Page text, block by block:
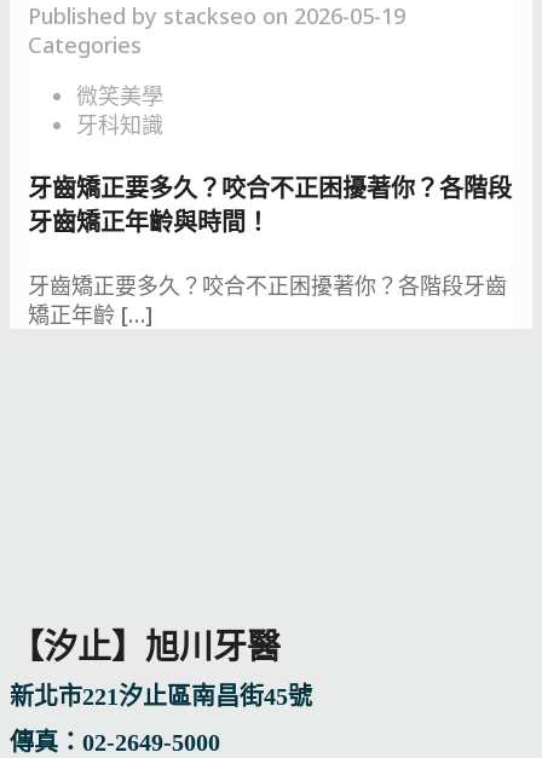
Published by stackseo on 2026-05-19
Categories
微笑美學
牙科知識
牙齒矯正要多久？咬合不正困擾著你？各階段
牙齒矯正年齡與時間！
牙齒矯正要多久？咬合不正困擾著你？各階段牙齒
矯正年齡 […]
【汐止】旭川牙醫
新北市221汐止區南昌街45號
傳真：02-2649-5000